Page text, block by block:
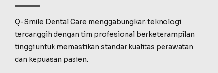
Q-Smile Dental Care menggabungkan teknologi
tercanggih dengan tim profesional berketerampilan
tinggi untuk memastikan standar kualitas perawatan
dan kepuasan pasien.